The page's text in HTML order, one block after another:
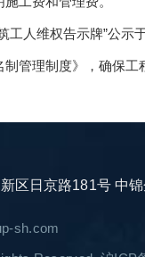
人维权告示牌”公示于
管理制度》，确保工
区日京路181号 中
sh.com